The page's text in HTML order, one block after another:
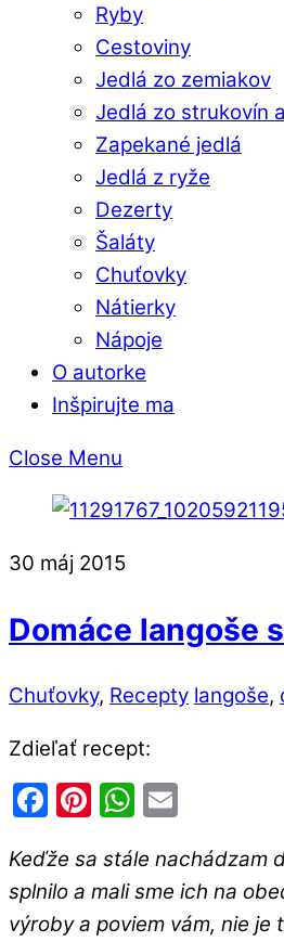
Ryby
Cestoviny
Jedlá zo zemiakov
Jedlá zo strukovín
Zapekané jedlá
Jedlá z ryže
Dezerty
Šaláty
Chuťovky
Nátierky
Nápoje
O autorke
Inšpirujte ma
Close Menu
30 máj 2015
Domáce langoše
Chuťovky, Recepty langoše,
Zdieľať recept:
Facebook
Pinterest
WhatsApp
Keďže sa stále nachádzam
splnilo a mali sme ich na
výroby a poviem vám, nie je